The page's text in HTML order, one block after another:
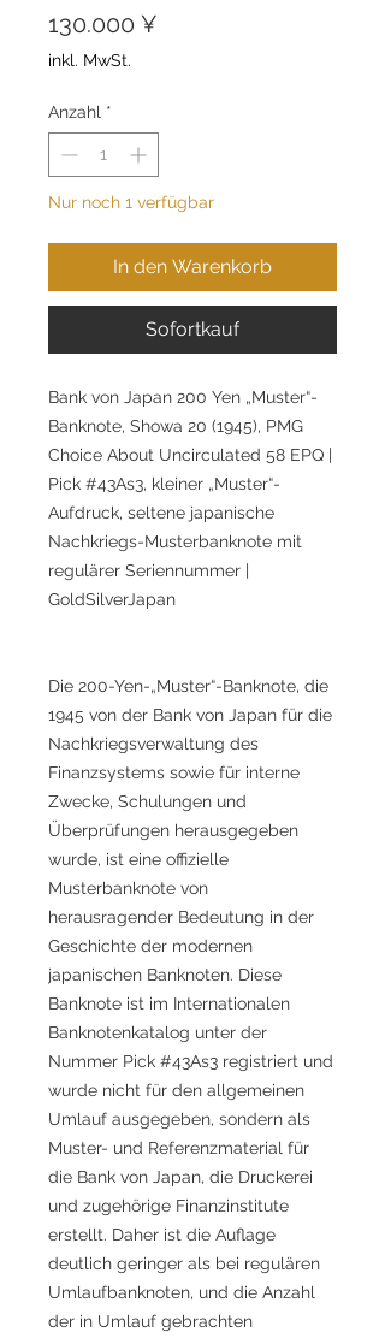
130.000 ¥
inkl. MwSt.
Anzahl *
Nur noch 1 verfügbar
In den Warenkorb
Sofortkauf
Bank von Japan 200 Yen „Muster“-
Banknote, Showa 20 (1945), PMG
Choice About Uncirculated 58 EPQ |
Pick #43As3, kleiner „Muster“-
Aufdruck, seltene japanische
Nachkriegs-Musterbanknote mit
regulärer Seriennummer |
GoldSilverJapan
Die 200-Yen-„Muster“-Banknote, die
1945 von der Bank von Japan für die
Nachkriegsverwaltung des
Finanzsystems sowie für interne
Zwecke, Schulungen und
Überprüfungen herausgegeben
wurde, ist eine offizielle
Musterbanknote von
herausragender Bedeutung in der
Geschichte der modernen
japanischen Banknoten. Diese
Banknote ist im Internationalen
Banknotenkatalog unter der
Nummer Pick #43As3 registriert und
wurde nicht für den allgemeinen
Umlauf ausgegeben, sondern als
Muster- und Referenzmaterial für
die Bank von Japan, die Druckerei
und zugehörige Finanzinstitute
erstellt. Daher ist die Auflage
deutlich geringer als bei regulären
Umlaufbanknoten, und die Anzahl
der in Umlauf gebrachten